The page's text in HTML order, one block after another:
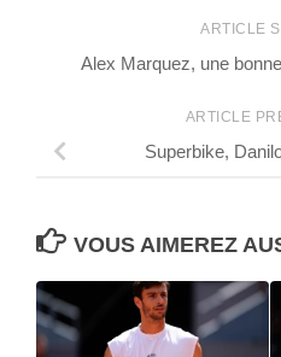
ARTICLE
Alex Marquez, une
ARTICLE
Superbike,
VOUS AIMEREZ